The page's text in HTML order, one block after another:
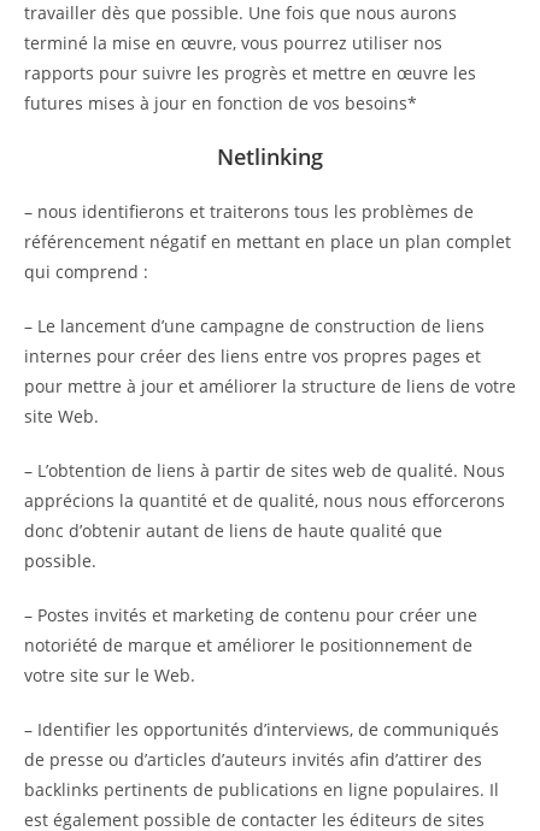
travailler dès que possible. Une fois que nous aurons
terminé la mise en œuvre, vous pourrez utiliser nos
rapports pour suivre les progrès et mettre en œuvre les
futures mises à jour en fonction de vos besoins*
Netlinking
– nous identifierons et traiterons tous les problèmes de
référencement négatif en mettant en place un plan complet
qui comprend :
– Le lancement d’une campagne de construction de liens
internes pour créer des liens entre vos propres pages et
pour mettre à jour et améliorer la structure de liens de votre
site Web.
– L’obtention de liens à partir de sites web de qualité. Nous
apprécions la quantité et de qualité, nous nous efforcerons
donc d’obtenir autant de liens de haute qualité que
possible.
– Postes invités et marketing de contenu pour créer une
notoriété de marque et améliorer le positionnement de
votre site sur le Web.
– Identifier les opportunités d’interviews, de communiqués
de presse ou d’articles d’auteurs invités afin d’attirer des
backlinks pertinents de publications en ligne populaires. Il
est également possible de contacter les éditeurs de sites